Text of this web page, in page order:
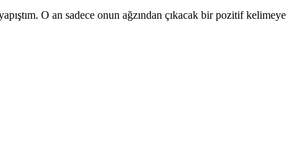
O an sadece onun ağzından çıkacak bir pozitif kelimeye